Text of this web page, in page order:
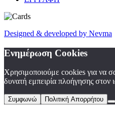
Designed & developed by Nevma
Ενημέρωση Cookies
Χρησιμοποιούμε cookies για να
δυνατή εμπειρία πλοήγησης στον
Συμφωνώ Πολιτική Απορρήτου